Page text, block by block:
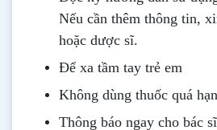
Nếu cần thêm thông tin,
hoặc dược sĩ.
Để xa tầm tay trẻ em
Không dùng thuốc quá
Thông báo ngay cho bác